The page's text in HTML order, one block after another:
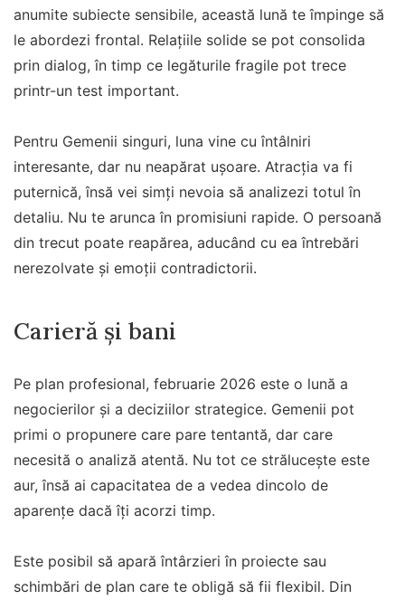
anumite subiecte sensibile, această lună te împinge să
le abordezi frontal. Relațiile solide se pot consolida
prin dialog, în timp ce legăturile fragile pot trece
printr-un test important.
Pentru Gemenii singuri, luna vine cu întâlniri
interesante, dar nu neapărat ușoare. Atracția va fi
puternică, însă vei simți nevoia să analizezi totul în
detaliu. Nu te arunca în promisiuni rapide. O persoană
din trecut poate reapărea, aducând cu ea întrebări
nerezolvate și emoții contradictorii.
Carieră și bani
Pe plan profesional, februarie 2026 este o lună a
negocierilor și a deciziilor strategice. Gemenii pot
primi o propunere care pare tentantă, dar care
necesită o analiză atentă. Nu tot ce strălucește este
aur, însă ai capacitatea de a vedea dincolo de
aparențe dacă îți acorzi timp.
Este posibil să apară întârzieri în proiecte sau
schimbări de plan care te obligă să fii flexibil. Din